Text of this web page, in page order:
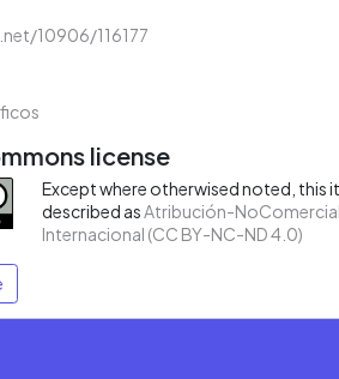
10906/116177
license
Except where otherwised noted, this
described as Atribución-
Internacional (CC BY-NC-ND 4.0)